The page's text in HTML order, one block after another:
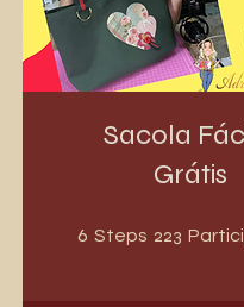
Sacola
Grátis
6 Steps 6 Steps
223